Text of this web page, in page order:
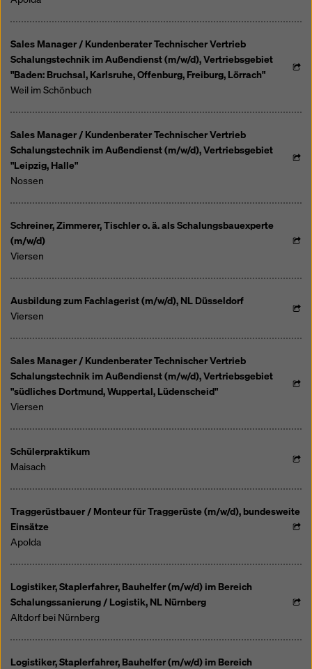
Sales Manager / Kundenberater Technischer Vertrieb
Schalungstechnik im Außendienst (m/w/d), Vertriebsgebiet
"Baden: Bruchsal, Karlsruhe, Offenburg, Freiburg, Lörrach"
Weil im Schönbuch
Sales Manager / Kundenberater Technischer Vertrieb
Schalungstechnik im Außendienst (m/w/d), Vertriebsgebiet
"Leipzig, Halle"
Nossen
Schreiner, Zimmerer, Tischler o. ä. als Schalungsbauexperte
(m/w/d)
Viersen
Ausbildung zum Fachlagerist (m/w/d), NL Düsseldorf
Viersen
Sales Manager / Kundenberater Technischer Vertrieb
Schalungstechnik im Außendienst (m/w/d), Vertriebsgebiet
"südliches Dortmund, Wuppertal, Lüdenscheid"
Viersen
Schülerpraktikum
Maisach
Traggerüstbauer / Monteur für Traggerüste (m/w/d), bundesweite
Einsätze
Apolda
Logistiker, Staplerfahrer, Bauhelfer (m/w/d) im Bereich
Schalungssanierung / Logistik, NL Nürnberg
Altdorf bei Nürnberg
Logistiker, Staplerfahrer, Bauhelfer (m/w/d) im Bereich